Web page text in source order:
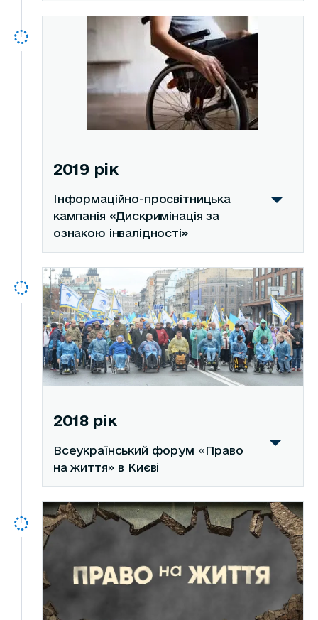
2019 рік
Інформаційно-просвітницька
кампанія «Дискримінація за
ознакою інвалідності»
2018 рік
Всеукраїнський форум «Право
на життя» в Києві